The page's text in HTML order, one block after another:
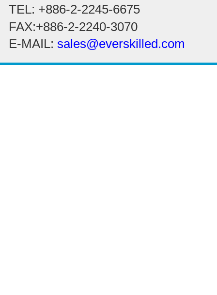
TEL: +886-2-2245-6675
FAX:+886-2-2240-3070
E-MAIL: sales@everskilled.com